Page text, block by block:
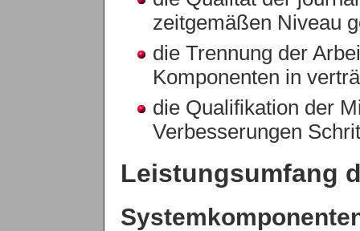
zeitgemäßen Niveau
die Trennung der
Komponenten in
die Qualifikation der
Verbesserungen
Leistungsumfang